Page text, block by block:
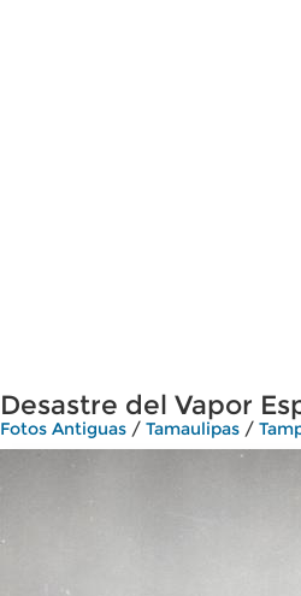
Desastre del Vapor
Fotos Antiguas / Tamaulipas /